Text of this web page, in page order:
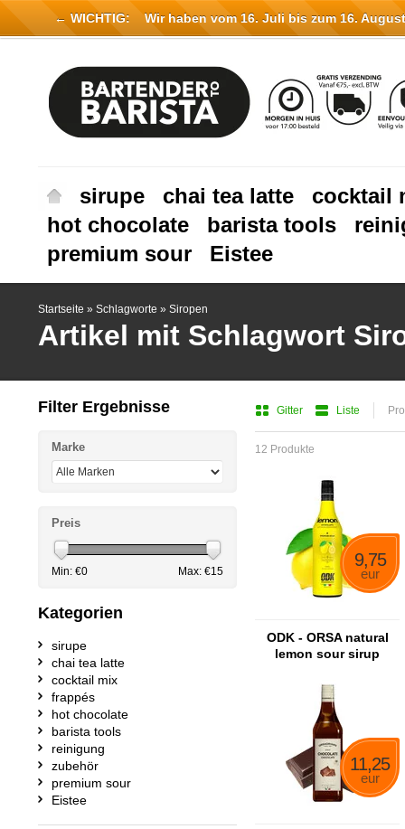
sirupe chai tea latte
cocktail
hot chocolate
barista tools
premium sour
Eistee
Startseite » Schlagworte » Siropen
Artikel mit Schlagwort
Gitter Liste
12 Produkte
9,75
eur
ODK - ORSA natural
lemon sour sirup
11,25
eur
Filter Ergebnisse
Marke
Preis
Min: €0 Max: €15
Kategorien
sirupe
chai tea latte
cocktail mix
frappés
hot chocolate
barista tools
reinigung
zubehör
premium sour
Eistee
← WICHTIG: Wir haben vom 16. Juli bis zum 16.